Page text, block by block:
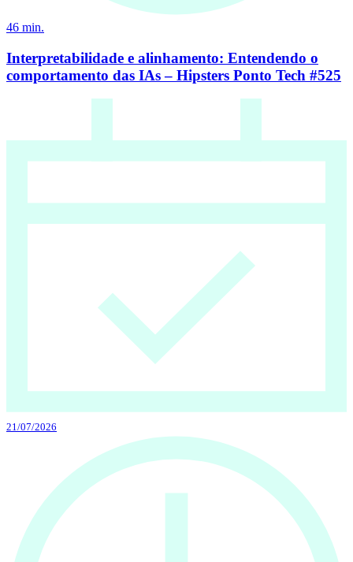
46 min.
Interpretabilidade e alinhamento: Entendendo o
comportamento das IAs – Hipsters Ponto Tech #525
21/07/2026